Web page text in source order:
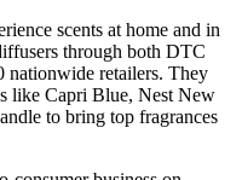
scents at home and in
through both DTC
nationwide retailers. They
like Capri Blue, Nest New
to bring top fragrances